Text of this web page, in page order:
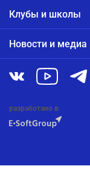
Клубы и школы
Новости и медиа
разработано в